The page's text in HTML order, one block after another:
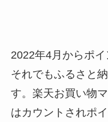
2022年4月からポイ
それでもふるさと
す。楽天お買い物
はカウントされポ